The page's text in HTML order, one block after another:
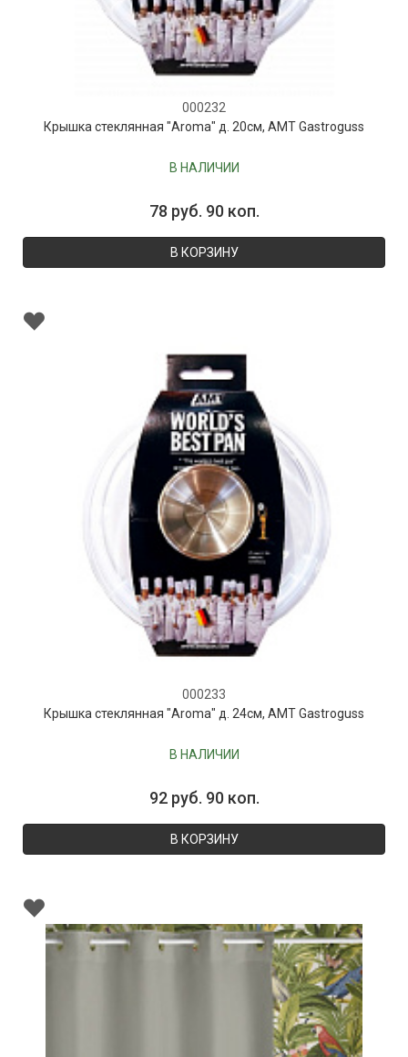
000232
Крышка стеклянная "Aroma" д. 20см, AMT Gastroguss
В НАЛИЧИИ
78 руб. 90 коп.
В КОРЗИНУ
000233
Крышка стеклянная "Aroma" д. 24см, AMT Gastroguss
В НАЛИЧИИ
92 руб. 90 коп.
В КОРЗИНУ